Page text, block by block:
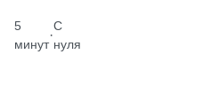
5
минут
·
С
нуля